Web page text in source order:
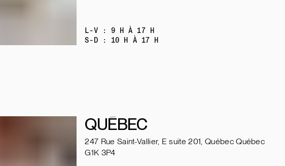
L-V : 9 H À 17 H
S-D : 10 H À 17 H
QUÉBEC
247 Rue Saint-Vallier, E suite 201, Québec Québec
G1K 3P4